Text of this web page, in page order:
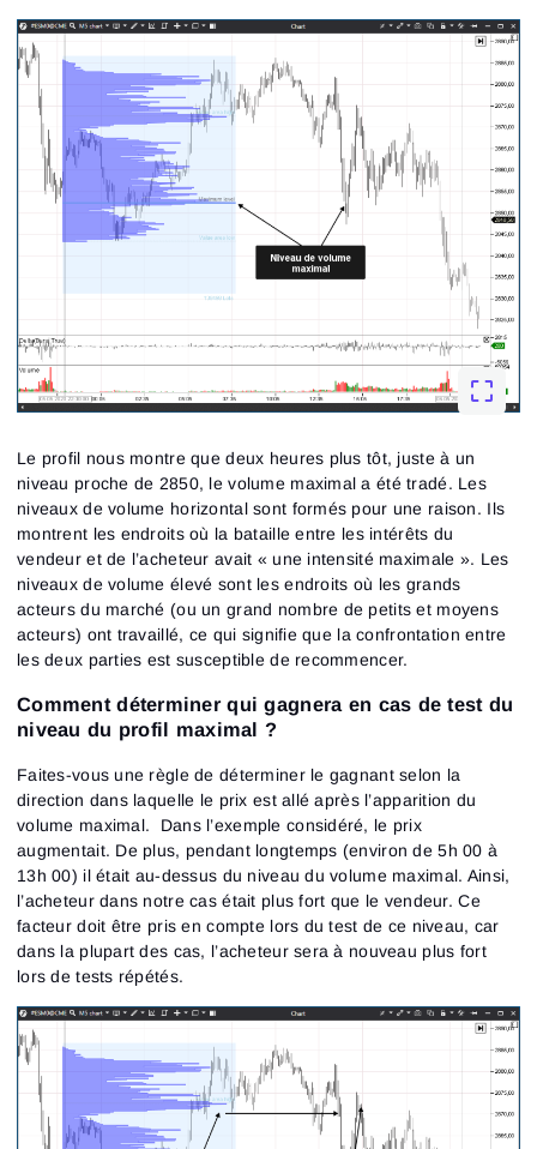
Le profil nous montre que deux heures plus tôt, juste à un
niveau proche de 2850, le volume maximal a été tradé. Les
niveaux de volume horizontal sont formés pour une raison. Ils
montrent les endroits où la bataille entre les intérêts du
vendeur et de l’acheteur avait « une intensité maximale ». Les
niveaux de volume élevé sont les endroits où les grands
acteurs du marché (ou un grand nombre de petits et moyens
acteurs) ont travaillé, ce qui signifie que la confrontation entre
les deux parties est susceptible de recommencer.
Comment déterminer qui gagnera en cas de test du
niveau du profil maximal ?
Faites-vous une règle de déterminer le gagnant selon la
direction dans laquelle le prix est allé après l’apparition du
volume maximal. Dans l’exemple considéré, le prix
augmentait. De plus, pendant longtemps (environ de 5h 00 à
13h 00) il était au-dessus du niveau du volume maximal. Ainsi,
l’acheteur dans notre cas était plus fort que le vendeur. Ce
facteur doit être pris en compte lors du test de ce niveau, car
dans la plupart des cas, l’acheteur sera à nouveau plus fort
lors de tests répétés.